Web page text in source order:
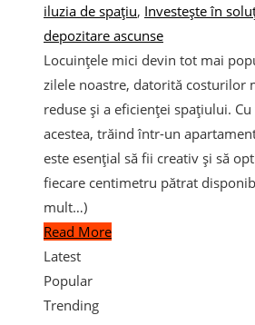
iluzia de spațiu, Investește în
depozitare ascunse
Locuințele mici devin tot mai
zilele noastre, datorită costurilor
reduse și a eficienței spațiului.
acestea, trăind într-un
este esențial să fii creativ și să
fiecare centimetru pătrat
mult…)
Read More
Latest
Popular
Trending